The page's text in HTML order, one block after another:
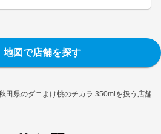
田県のダニよけ桃のチカラ 350mlを扱う店舗一
地図で店舗を探す